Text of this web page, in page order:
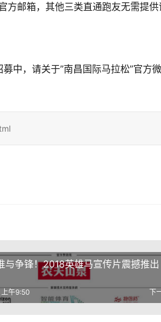
方邮箱，其他三类直通跑友无需提供
中，请关于”南昌国际马拉松”官方
与争锋！2018英雄马宣传片震撼推
下
午9:50